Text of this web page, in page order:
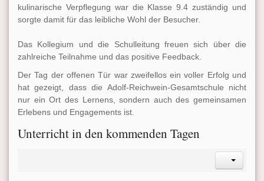
kulinarische Verpflegung war die Klasse 9.4 zuständig und
sorgte damit für das leibliche Wohl der Besucher.
Das Kollegium und die Schulleitung freuen sich über die
zahlreiche Teilnahme und das positive Feedback.
Der Tag der offenen Tür war zweifellos ein voller Erfolg und
hat gezeigt, dass die Adolf-Reichwein-Gesamtschule nicht
nur ein Ort des Lernens, sondern auch des gemeinsamen
Erlebens und Engagements ist.
Unterricht in den kommenden Tagen